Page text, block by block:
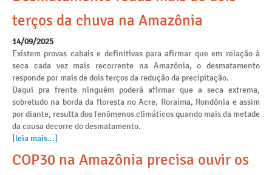
terços da chuva na Amazônia
14/09/2025
Existem provas cabais e definitivas para afirmar que em relação à
seca cada vez mais recorrente na Amazônia, o desmatamento
responde por mais de dois terços da redução da precipitação.
Daqui pra frente ninguém poderá afirmar que a seca extrema,
sobretudo na borda da floresta no Acre, Roraima, Rondônia e assim
por diante, resulta dos fenômenos climáticos quando mais da metade
da causa decorre do desmatamento.
[leia mais...]
COP30 na Amazônia precisa ouvir os